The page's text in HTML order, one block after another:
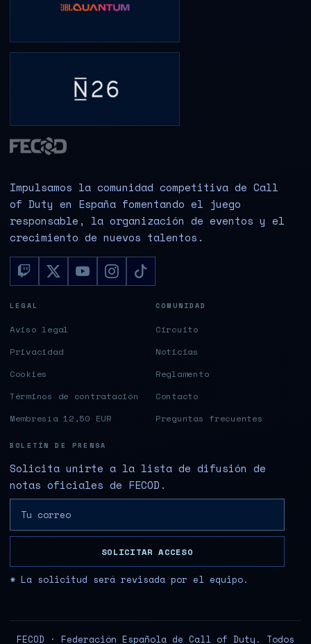
Impulsamos la comunidad competitiva de Call
of Duty en España fomentando el juego
responsable, la organización de eventos y el
crecimiento de nuevos talentos.
LEGAL
Aviso legal
Privacidad
Cookies
Términos de contratación
Membresía 12,50 EUR
COMUNIDAD
Circuito
Noticias
Reglamento
Contacto
Preguntas frecuentes
BOLETÍN DE PRENSA
Solicita unirte a la lista de difusión de
notas oficiales de FECOD.
SOLICITAR ACCESO
* La solicitud será revisada por el equipo.
FECOD · Federación Española de Call of Duty. Todos